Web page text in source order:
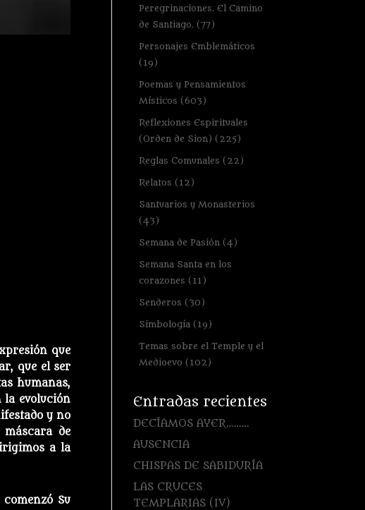
que
que el ser
humanas,
la evolución
y no
de
a la
Su
Peregrinaciones. El Camino
de Santiago. (77)
Personajes Emblemáticos
(19)
Poemas y Pensamientos
Místicos (603)
Reflexiones Espirituales
(Orden de Sion) (225)
Reglas Comunales (22)
Relatos (12)
Santuarios y Monasterios
(43)
Semana de Pasión (4)
Semana Santa en los
corazones (11)
Senderos (30)
Simbología (19)
Temas sobre el Temple y el
Medioevo (102)
Entradas recientes
DECÍAMOS AYER………
AUSENCIA
CHISPAS DE SABIDURÍA
LAS CRUCES
TEMPLARIAS (IV)